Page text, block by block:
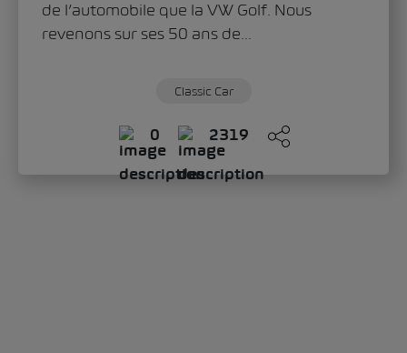
de l’automobile que la VW Golf. Nous
revenons sur ses 50 ans de...
Classic Car
0 2319